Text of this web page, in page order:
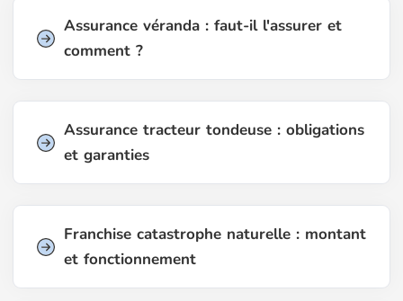
Assurance véranda : faut-il l'assurer et
comment ?
Assurance tracteur tondeuse : obligations
et garanties
Franchise catastrophe naturelle : montant
et fonctionnement